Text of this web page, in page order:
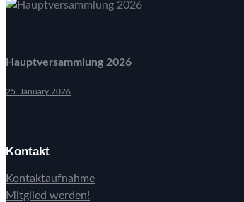
Hauptversammlung 2026
25. January 2026
Kontakt
Kontaktaufnahme
Mitglied werden!